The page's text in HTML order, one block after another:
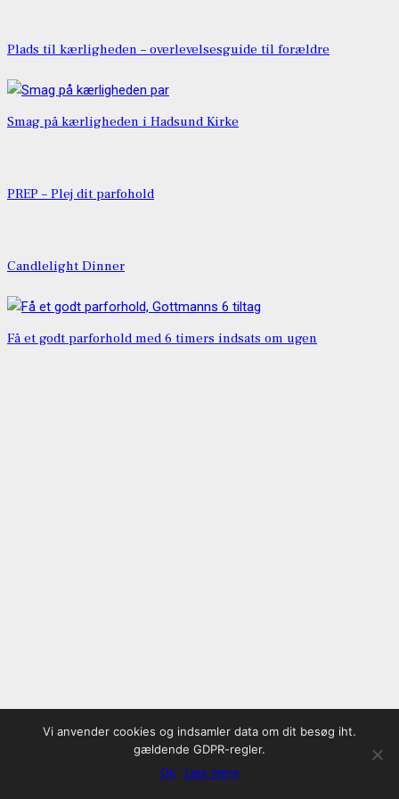
Plads til kærligheden – overlevelsesguide til forældre
Smag på kærligheden i Hadsund Kirke
PREP – Plej dit parfohold
Candlelight Dinner
Få et godt parforhold med 6 timers indsats om ugen
Vi anvender cookies og indsamler data om dit besøg iht.
gældende GDPR-regler.
Ok
Læs mere